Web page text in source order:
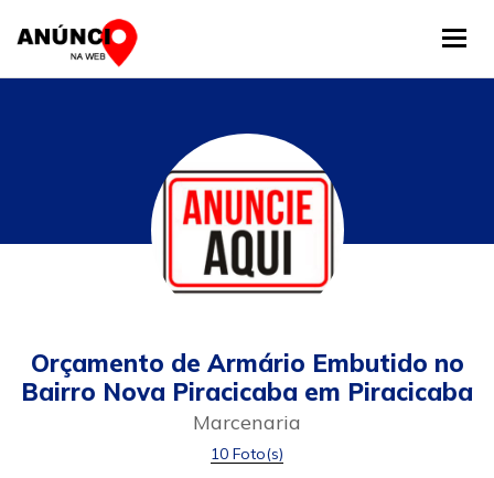
Orçamento de Armário Embutido no
Bairro Nova Piracicaba em Piracicaba
Marcenaria
10 Foto(s)